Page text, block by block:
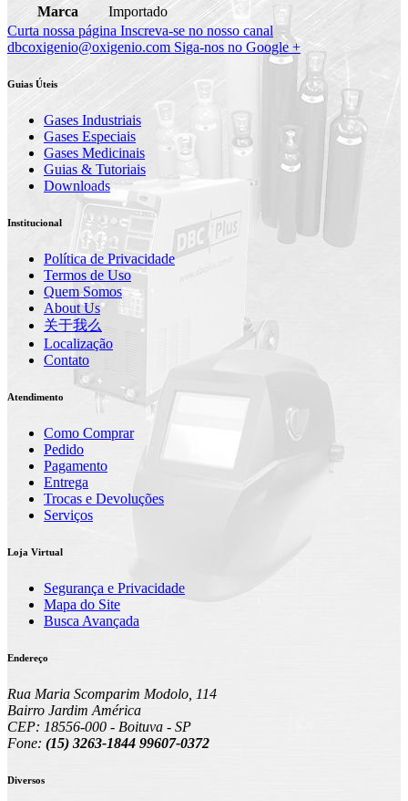
Marca
Importado
Curta nossa página Inscreva-se no nosso canal
dbcoxigenio@oxigenio.com Siga-nos no Google +
Guias Úteis
Gases Industriais
Gases Especiais
Gases Medicinais
Guias & Tutoriais
Downloads
Institucional
Política de Privacidade
Termos de Uso
Quem Somos
About Us
关于我么
Localização
Contato
Atendimento
Como Comprar
Pedido
Pagamento
Entrega
Trocas e Devoluções
Serviços
Loja Virtual
Segurança e Privacidade
Mapa do Site
Busca Avançada
Endereço
Rua Maria Scomparim Modolo, 114
Bairro Jardim América
CEP: 18556-000 - Boituva - SP
Fone: (15) 3263-1844 99607-0372
Diversos